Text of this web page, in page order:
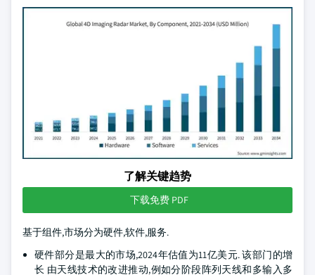
了解关键趋势
下载免费 PDF
基于组件,市场分为硬件,软件,服务.
硬件部分是最大的市场,2024年估值为11亿美元. 该部门的增
长 由天线技术的改进推动,例如分阶段阵列天线和多输入多